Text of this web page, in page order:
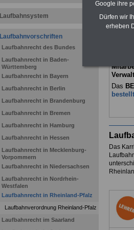
Laufbahnsystem
Laufbahnvorschriften
Laufbahnrecht des Bundes
Laufbahnrecht in Baden-
Württemberg
Laufbahnrecht in Bayern
Laufbahnrecht in Berlin
Laufbahnrecht in Brandenburg
Laufbahnrecht in Bremen
Laufbahnrecht in Hamburg
Laufbahnrecht in Hessen
Laufbahnrecht in Mecklenburg-
Vorpommern
Laufbahnrecht in Niedersachsen
Laufbahnrecht in Nordrhein-
Westfalen
Laufbahnrecht in Rheinland-Pfalz
Laufbahnverordnung Rheinland-Pfalz
Laufbahnrecht im Saarland
sowie
Das
Das
Google ihre
Dürfen wir
erheben